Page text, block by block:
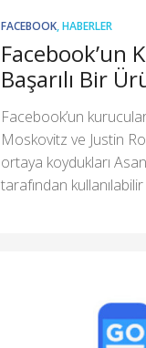
FACEBOOK,HABERLER
Facebook’un
Başarılı Bir
Facebook’un
Moskovitz ve Justin
ortaya koydukları
tarafından kullanılabilir